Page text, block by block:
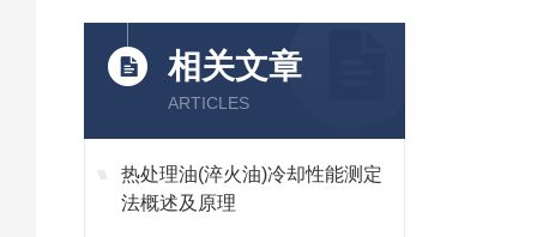
相关文章
ARTICLES
热处理油(淬火油)冷却性能测定
法概述及原理